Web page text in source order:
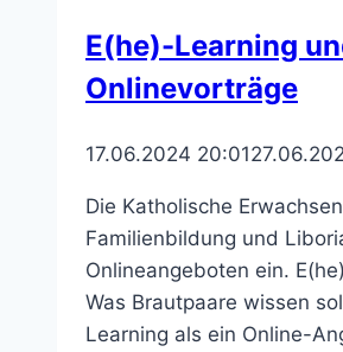
Aktion
gesucht
E(he)-Learning
Onlinevorträge
17.06.2024 20:01
Die Katholische
Familienbildung und
Onlineangeboten ein.
Was Brautpaare wissen
Learning als ein Online-